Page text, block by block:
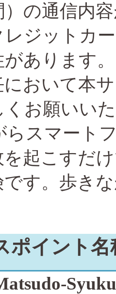
）の通信内
レジットカ
あります
において本
くお願いい
らスマート
起こすだ
です。歩き
ポイント名
Syuku